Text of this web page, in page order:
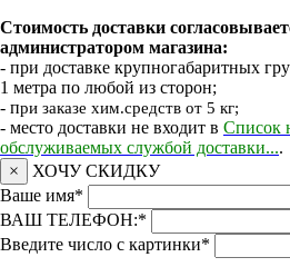
Стоимость доставки
администратором магазина:
- при доставке крупногабаритных
1 метра по любой из сторон;
- при заказе хим.средств от 5 кг;
- место доставки не входит в Список
обслуживаемых службой доставки....
×
ХОЧУ СКИДКУ
Ваше имя*
ВАШ ТЕЛЕФОН:*
Введите число с картинки*